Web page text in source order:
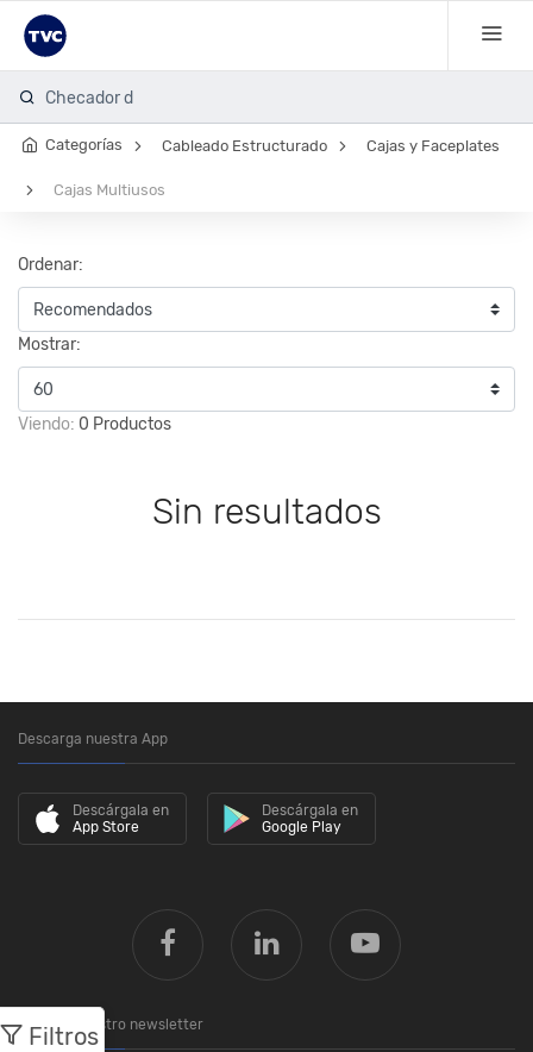
Checador de
Categorías Cableado Estructurado Cajas y Faceplates
Cajas Multiusos
Ordenar:
Mostrar:
Viendo: 0 Productos
Sin resultados
Filtros
Descarga nuestra App
Descárgala en
App Store
Descárgala en
Google Play
Únete a nuestro newsletter